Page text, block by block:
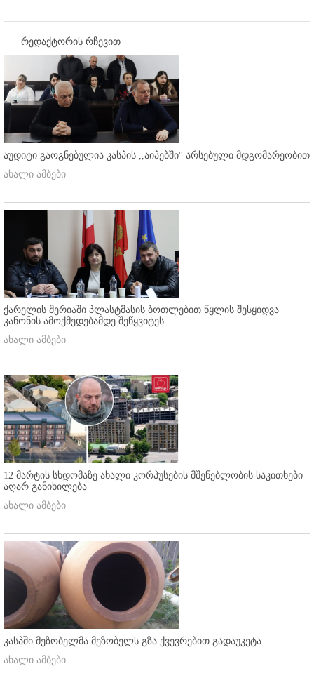
რედაქტორის რჩევით
აუდიტი გაოგნებულია კასპის ,,აიპებში'' არსებული მდგომარეობით
ახალი ამბები
ქარელის მერიაში პლასტმასის ბოთლებით წყლის შესყიდვა
კანონის ამოქმედებამდე შეწყვიტეს
ახალი ამბები
12 მარტის სხდომაზე ახალი კორპუსების მშენებლობის საკითხები
აღარ განიხილება
ახალი ამბები
კასპში მეზობელმა მეზობელს გზა ქვევრებით გადაუკეტა
ახალი ამბები